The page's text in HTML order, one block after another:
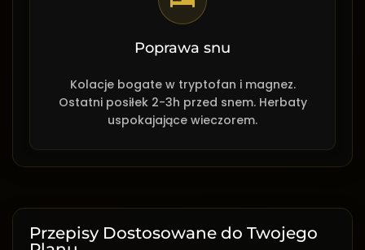
Poprawa snu
Kolacje bogate w tryptofan i magnez.
Ostatni posiłek 2-3h przed snem. Herbaty
uspokajające wieczorem.
Przepisy Dostosowane do Twojego